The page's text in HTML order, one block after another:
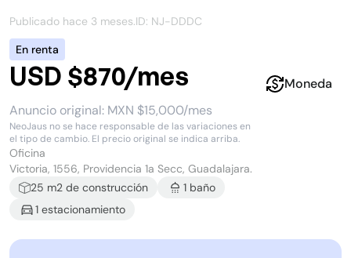
Publicado hace 3 meses.ID: NJ-DDDC
En renta
USD $870/mes
Anuncio original: MXN $15,000/mes
NeoJaus no se hace responsable de las variaciones en
el tipo de cambio. El precio original se indica arriba.
Moneda
Oficina
Victoria, 1556, Providencia 1a Secc, Guadalajara.
25 m2 de construcción 1 baño
1 estacionamiento